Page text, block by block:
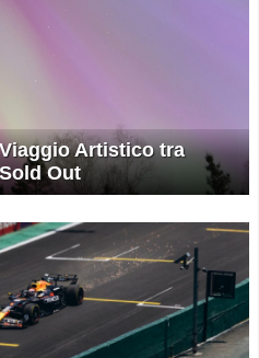
Artistico tra
Out